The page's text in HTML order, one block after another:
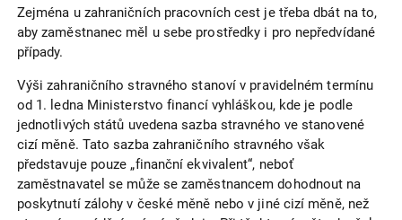
Zejména u zahraničních pracovních cest je třeba dbát na to,
aby zaměstnanec měl u sebe prostředky i pro nepředvídané
případy.
Výši zahraničního stravného stanoví v pravidelném termínu
od 1. ledna Ministerstvo financí vyhláškou, kde je podle
jednotlivých států uvedena sazba stravného ve stanovené
cizí měně. Tato sazba zahraničního stravného však
představuje pouze „finanční ekvivalent“, neboť
zaměstnavatel se může se zaměstnancem dohodnout na
poskytnutí zálohy v české měně nebo v jiné cizí měně, než